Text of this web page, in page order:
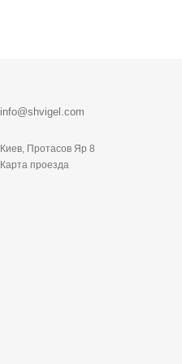
info@shvigel.com
Киев, Протасов Яр 8
Карта проезда